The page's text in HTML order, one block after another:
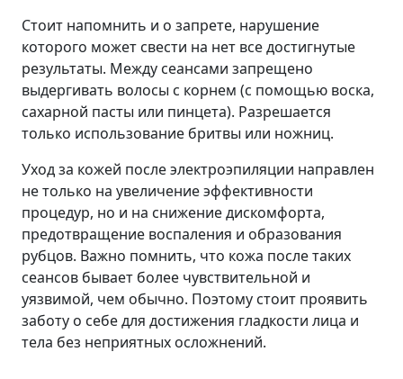
Стоит напомнить и о запрете, нарушение
которого может свести на нет все достигнутые
результаты. Между сеансами запрещено
выдергивать волосы с корнем (с помощью воска,
сахарной пасты или пинцета). Разрешается
только использование бритвы или ножниц.
Уход за кожей после электроэпиляции направлен
не только на увеличение эффективности
процедур, но и на снижение дискомфорта,
предотвращение воспаления и образования
рубцов. Важно помнить, что кожа после таких
сеансов бывает более чувствительной и
уязвимой, чем обычно. Поэтому стоит проявить
заботу о себе для достижения гладкости лица и
тела без неприятных осложнений.